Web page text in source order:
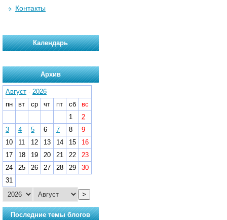
Контакты
Календарь
Архив
Август - 2026
пн
вт ср чт пт сб
вс
1
2
3
4 5 6 7 8
9
10
11 12 13 14 15
16
17
18 19 20 21 22
23
24
25 26 27 28 29
30
31
>
Последние темы блогов